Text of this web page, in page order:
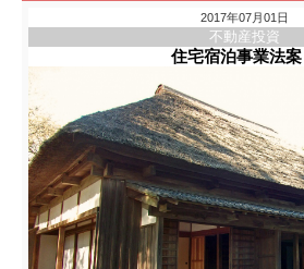
2017年07月01日
不動産投資
住宅宿泊事業法案